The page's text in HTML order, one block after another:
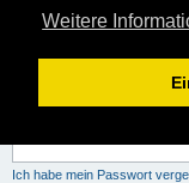
Weitere
Du musst registriert
anzuschauen.
Ich habe mein Passwort